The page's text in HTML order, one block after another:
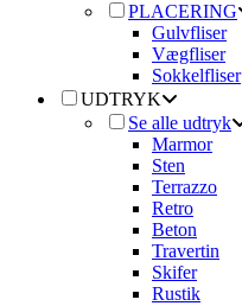
PLACERING
Gulvfliser
Vægfliser
Sokkelfliser
UDTRYK
Se alle udtryk
Marmor
Sten
Terrazzo
Retro
Beton
Travertin
Skifer
Rustik